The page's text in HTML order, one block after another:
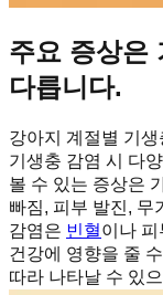
주요 증상은
다릅니다.
강아지 계절별 기
기생충 감염 시 다
볼 수 있는 증상은
빠짐, 피부 발진, 무
감염은 빈혈이나 피
건강에 영향을 줄
따라 나타날 수 있